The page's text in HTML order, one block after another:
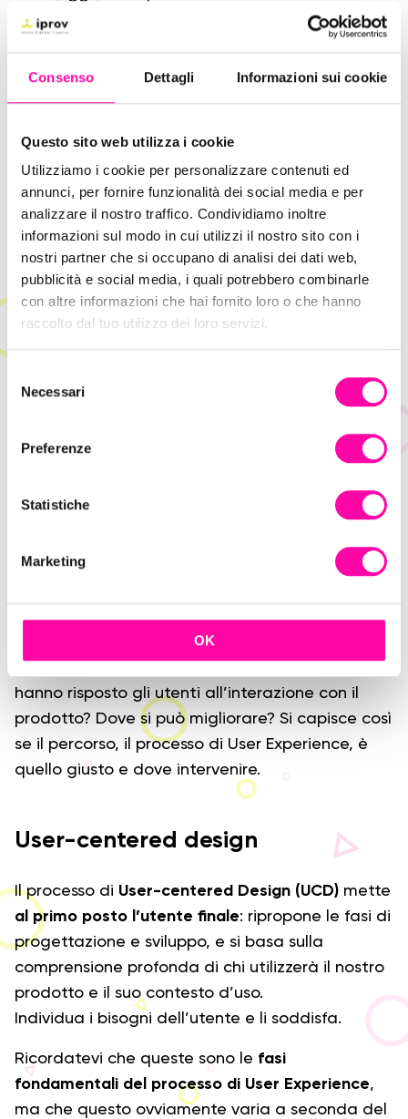
Consenso Dettagli Informazioni sui cookie
Questo sito web utilizza i cookie
Utilizziamo i cookie per personalizzare contenuti ed
annunci, per fornire funzionalità dei social media e per
analizzare il nostro traffico. Condividiamo inoltre
informazioni sul modo in cui utilizzi il nostro sito con i
nostri partner che si occupano di analisi dei dati web,
pubblicità e social media, i quali potrebbero combinarle
con altre informazioni che hai fornito loro o che hanno
raccolto dal tuo utilizzo dei loro servizi.
n
Necessari
Preferenze
Statistiche
Marketing
OK
Il concept diventa concreto: si parte da
sketch iniziali, wireframe, prototipi o mockup.
Si delinea la struttura, il layout e i macro-
contenuti persimulare le esperienze di utilizzo.
Produzione
quasi definitiva.
agli utenti in target, A/B testing
e lancio di
centricoe basato suifeedback degli utenti.
Va analizzato quanto emerso dai test:
hanno risposto gli utenti all’interazione con il
prodotto? Dove si può migliorare? Si capisce così
se il percorso, il processo di User Experience, è
quello giusto e dove intervenire.
User-centered design
Il processo di User-centered Design (UCD) mette
al primo posto l’utente finale: ripropone le fasi di
progettazione e sviluppo, e si basa sulla
comprensione profonda di chi utilizzerà il nostro
prodotto e il suo contesto d’uso.
Individua i bisogni dell’utente e li soddisfa.
Ricordatevi che queste sono le fasi
fondamentali del processo di User Experience,
ma che questo ovviamente varia a seconda del